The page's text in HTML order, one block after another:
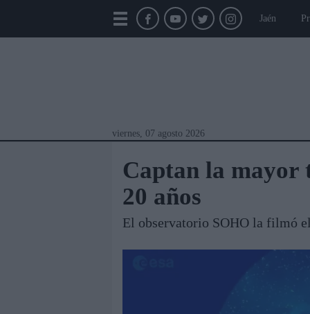
Jaén
viernes, 07 agosto 2026
Captan la mayor
20 años
El observatorio SOHO la filmó